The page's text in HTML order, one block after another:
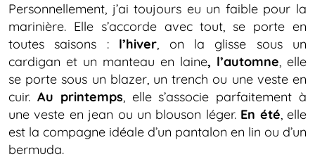
Personnellement, j’ai toujours eu un faible pour la
marinière. Elle s’accorde avec tout, se porte en
toutes saisons : l’hiver, on la glisse sous un
cardigan et un manteau en laine, l’automne, elle
se porte sous un blazer, un trench ou une veste en
cuir. Au printemps, elle s’associe parfaitement à
une veste en jean ou un blouson léger. En été, elle
est la compagne idéale d’un pantalon en lin ou d’un
bermuda.